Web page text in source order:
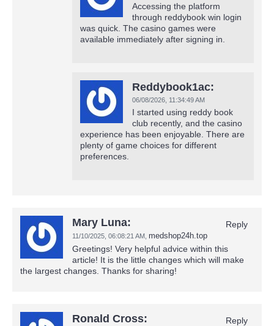
Accessing the platform
through reddybook win login
was quick. The casino games were
available immediately after signing in.
Reddybook1ac:
06/08/2026, 11:34:49 AM
I started using reddy book
club recently, and the casino
experience has been enjoyable. There are
plenty of game choices for different
preferences.
Mary Luna:
11/10/2025, 06:08:21 AM medshop24h.top
Reply
Greetings! Very helpful advice within this
article! It is the little changes which will make
the largest changes. Thanks for sharing!
Ronald Cross: Reply